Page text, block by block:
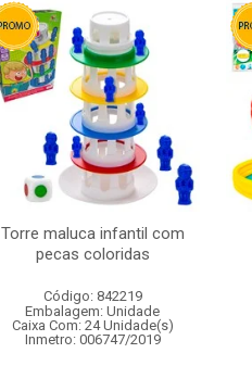
Torre maluca infantil com
pecas coloridas
Código: 842219
Embalagem: Unidade
Caixa Com: 24 Unidade(s)
Inmetro: 006747/2019